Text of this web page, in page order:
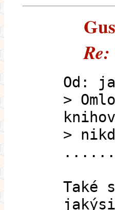
Od:
>
>
......
Také